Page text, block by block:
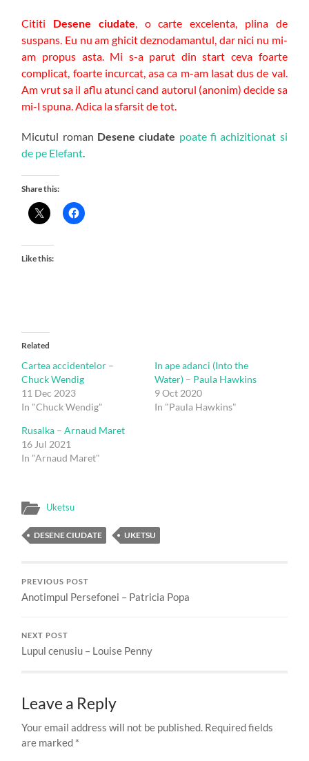
Cititi Desene ciudate , o carte excelenta, plina de
suspans. Eu nu am ghicit deznodamantul, dar nici nu mi-
am propus asta. Mi s-a parut din start ceva foarte
complicat, foarte incurcat, asa ca m-am lasat dus de val.
Am vrut sa il aflu atunci cand autorul (anonim) decide sa
mi-l spuna. Adica la sfarsit de tot.
Micutul roman Desene ciudate poate fi achizitionat si
de pe Elefant
Share this:
Like this:
Related
Cartea accidentelor –
Chuck Wendig
11 Dec 2023
In "Chuck Wendig"
In ape adanci (Into the
Water) – Paula Hawkins
9 Oct 2020
In "Paula Hawkins"
Rusalka – Arnaud Maret
16 Jul 2021
In "Arnaud Maret"
Uketsu
DESENE CIUDATE UKETSU
PREVIOUS POST
Anotimpul Persefonei – Patricia Popa
NEXT POST
Lupul cenusiu – Louise Penny
Leave a Reply
Your email address will not be published. Required fields
are marked *